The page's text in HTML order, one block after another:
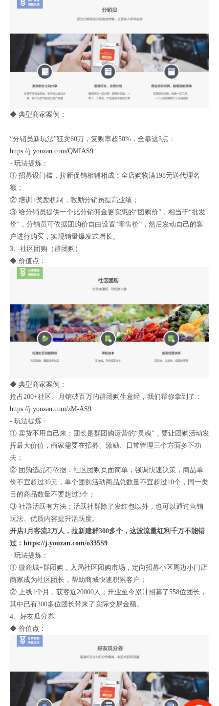
◆ 典型商家案例：
“分销员新玩法”狂卖60万，复购率超50%，全靠这3点：
https://j.youzan.com/QMIAS9
- 玩法提炼：
① 招募设门槛，拉新促销相辅相成：全店购物满198元送代理名
额；
② 培训+奖励机制，激励分销员提高业绩；
③ 给分销员提供一个比分销佣金更实惠的“团购价”，相当于“批发
价”，分销员可依据团购价自由设置“零售价”，然后发动自己的客
户进行购买，实现销量爆发式增长。
3、社区团购（群团购）
◆ 价值点：
◆ 典型商家案例：
抢占200+社区、月销破百万的群团购生意经，我们帮你拿到了：
https://j.youzan.com/zM-AS9
- 玩法提炼：
① 卖货不用自己来：团长是群团购运营的“灵魂”，要让团购活动发
挥最大价值，商家需要在招募、激励、日常管理三个方面多下功
夫；
② 团购选品有依据：社区团购页面简单，强调快速决策，商品单
价不宜超过39元，单个团购活动商品总数量不宜超过10个，同一类
目的商品数量不要超过3个；
③ 社群活跃有方法：活跃社群除了发红包以外，也可以通过营销
玩法、优质内容提升活跃度。
开店1月客流2万人，拉新建群300多个，这波流量红利千万不能错
过： https://j.youzan.com/o335S9
- 玩法提炼：
① 微商城+群团购，入局社区团购市场，定向招募小区周边小门店
商家成为社区团长，帮助商城快速积累客户；
② 上线1个月，获客近20000人；开业至今累计招募了558位团长，
其中已有300多位团长带来了实际交易金额。
4、好友瓜分券
◆ 价值点：